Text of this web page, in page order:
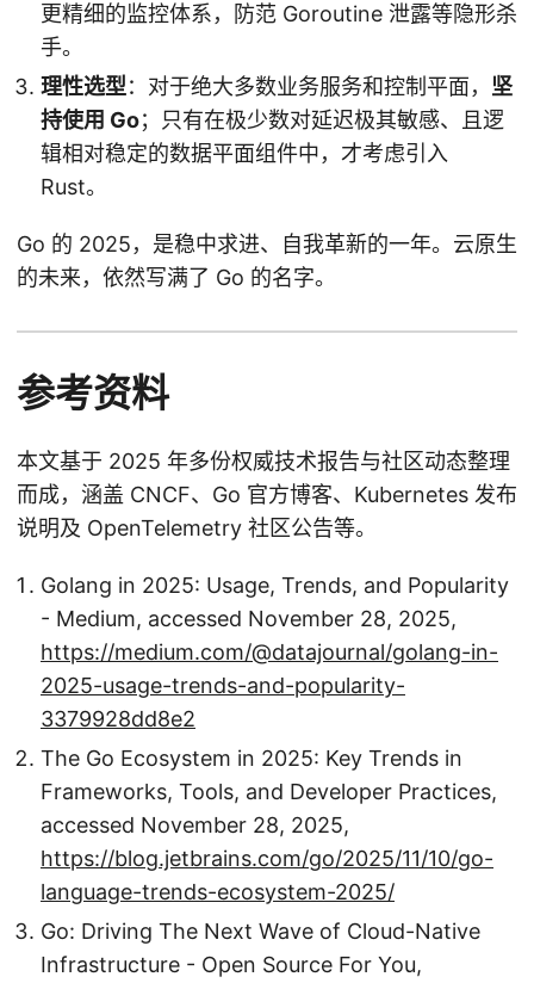
更精细的监控体系，防范 Goroutine 泄露等隐形杀
手。
理性选型：对于绝大多数业务服务和控制平面， 坚
持使用 Go；只有在极少数对延迟极其敏感、且逻
辑相对稳定的数据平面组件中，才考虑引入
Rust。
Go 的 2025，是稳中求进、自我革新的一年。云原生
的未来，依然写满了 Go 的名字。
参考资料
本文基于 2025 年多份权威技术报告与社区动态整理
而成，涵盖 CNCF、Go 官方博客、Kubernetes 发布
说明及 OpenTelemetry 社区公告等。
Golang in 2025: Usage, Trends, and Popularity
- Medium, accessed November 28, 2025,
https://medium.com/@datajournal/golang-in-
2025-usage-trends-and-popularity-
3379928dd8e2
The Go Ecosystem in 2025: Key Trends in
Frameworks, Tools, and Developer Practices,
accessed November 28, 2025,
https://blog.jetbrains.com/go/2025/11/10/go-
language-trends-ecosystem-2025/
Go: Driving The Next Wave of Cloud-Native
Infrastructure - Open Source For You,